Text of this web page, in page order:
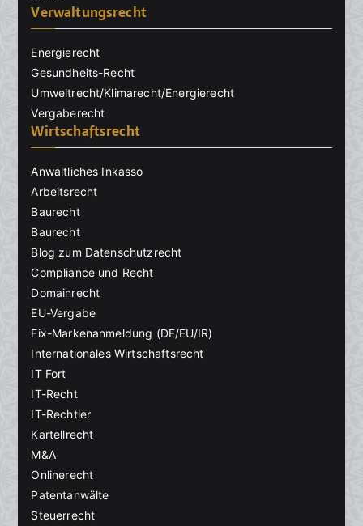
Verwaltungsrecht
Energierecht
Gesundheits-Recht
Umweltrecht/Klimarecht/Energierecht
Vergaberecht
Wirtschaftsrecht
Anwaltliches Inkasso
Arbeitsrecht
Baurecht
Baurecht
Blog zum Datenschutzrecht
Compliance und Recht
Domainrecht
EU-Vergabe
Fix-Markenanmeldung (DE/EU/IR)
Internationales Wirtschaftsrecht
IT Fort
IT-Recht
IT-Rechtler
Kartellrecht
M&A
Onlinerecht
Patentanwälte
Steuerrecht